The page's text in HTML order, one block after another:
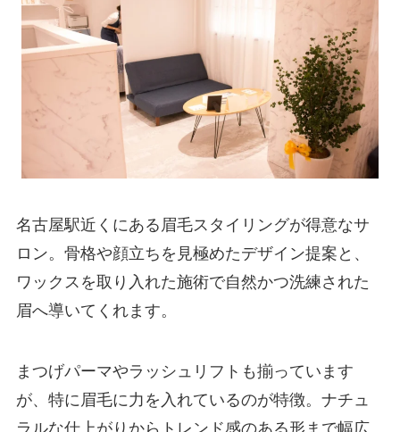
名古屋駅近くにある眉毛スタイリングが得意なサ
ロン。骨格や顔立ちを見極めたデザイン提案と、
ワックスを取り入れた施術で自然かつ洗練された
眉へ導いてくれます。
まつげパーマやラッシュリフトも揃っています
が、特に眉毛に力を入れているのが特徴。ナチュ